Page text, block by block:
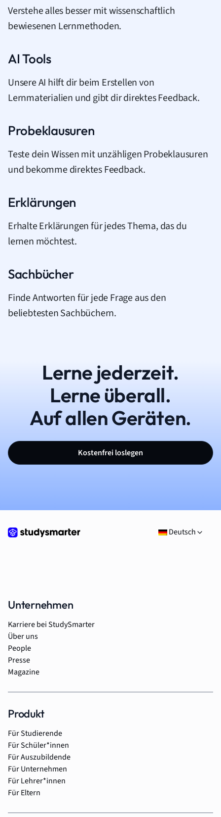
Verstehe alles besser mit wissenschaftlich
bewiesenen Lernmethoden.
AI Tools
Unsere AI hilft dir beim Erstellen von
Lernmaterialien und gibt dir direktes Feedback.
Probeklausuren
Teste dein Wissen mit unzähligen Probeklausuren
und bekomme direktes Feedback.
Erklärungen
Erhalte Erklärungen für jedes Thema, das du
lernen möchtest.
Sachbücher
Finde Antworten für jede Frage aus den
beliebtesten Sachbüchern.
Lerne jederzeit.
Lerne überall.
Auf allen Geräten.
Kostenfrei loslegen
Deutsch
Unternehmen
Karriere bei StudySmarter
Über uns
People
Presse
Magazine
Produkt
Für Studierende
Für Schüler*innen
Für Auszubildende
Für Unternehmen
Für Lehrer*innen
Für Eltern